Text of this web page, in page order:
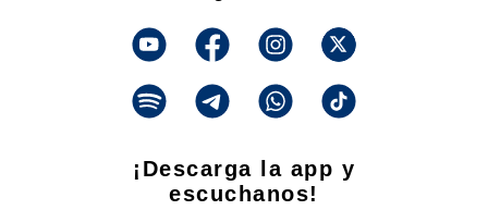
¡Descarga la app y
escuchanos!